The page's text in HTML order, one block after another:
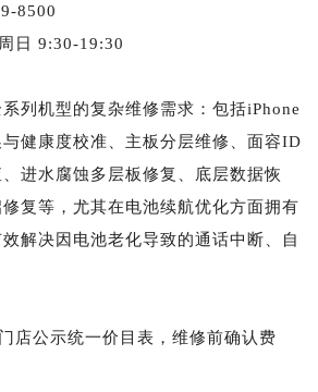
8500
日 9:30-19:30
列机型的复杂维修需求：包括iPhone
健康度校准、主板分层维修、面容ID
进水腐蚀多层板修复、底层数据恢
复等，尤其在电池续航优化方面拥有
解决因电池老化导致的通话中断、自
店公示统一价目表，维修前确认费